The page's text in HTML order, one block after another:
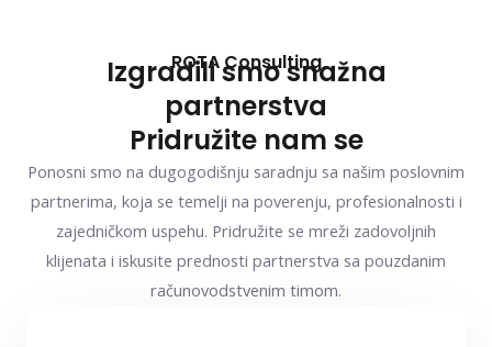
ROTA Consulting
Izgradili smo snažna
partnerstva
Pridružite nam se
Ponosni smo na dugogodišnju saradnju sa našim poslovnim
partnerima, koja se temelji na poverenju, profesionalnosti i
zajedničkom uspehu. Pridružite se mreži zadovoljnih
klijenata i iskusite prednosti partnerstva sa pouzdanim
računovodstvenim timom.